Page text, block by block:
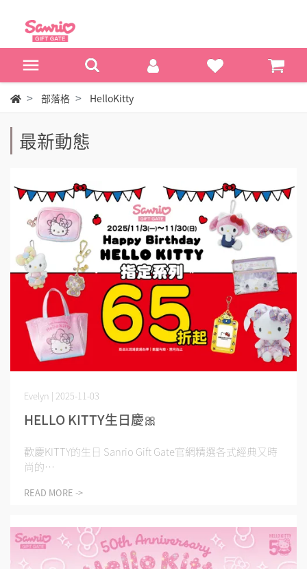
部落格 HelloKitty
最新動態
HELLO KITTY生日慶🎀
Evelyn | 2025-11-03
歡慶KITTY的生日 Sanrio Gift Gate官網精選各式經典又時
尚的⋯
READ MORE ->